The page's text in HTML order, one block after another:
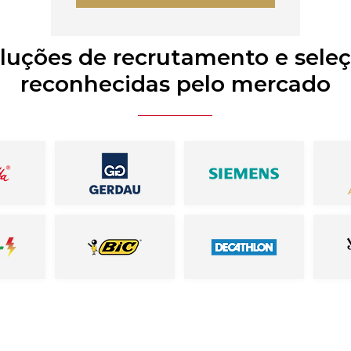
de recrutamento e
reconhecidas pelo mercado